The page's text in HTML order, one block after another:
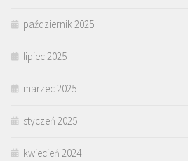
październik 2025
lipiec 2025
marzec 2025
styczeń 2025
kwiecień 2024